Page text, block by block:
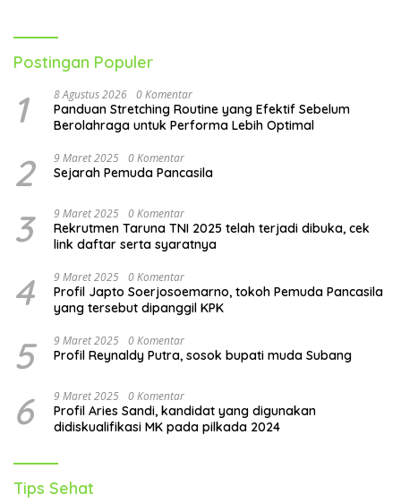
Postingan Populer
1 8 Agustus 2026 0 Komentar
Panduan Stretching Routine yang Efektif Sebelum
Berolahraga untuk Performa Lebih Optimal
2 9 Maret 2025 0 Komentar
Sejarah Pemuda Pancasila
3 9 Maret 2025 0 Komentar
Rekrutmen Taruna TNI 2025 telah terjadi dibuka, cek
link daftar serta syaratnya
4 9 Maret 2025 0 Komentar
Profil Japto Soerjosoemarno, tokoh Pemuda Pancasila
yang tersebut dipanggil KPK
5 9 Maret 2025 0 Komentar
Profil Reynaldy Putra, sosok bupati muda Subang
6 9 Maret 2025 0 Komentar
Profil Aries Sandi, kandidat yang digunakan
didiskualifikasi MK pada pilkada 2024
Tips Sehat